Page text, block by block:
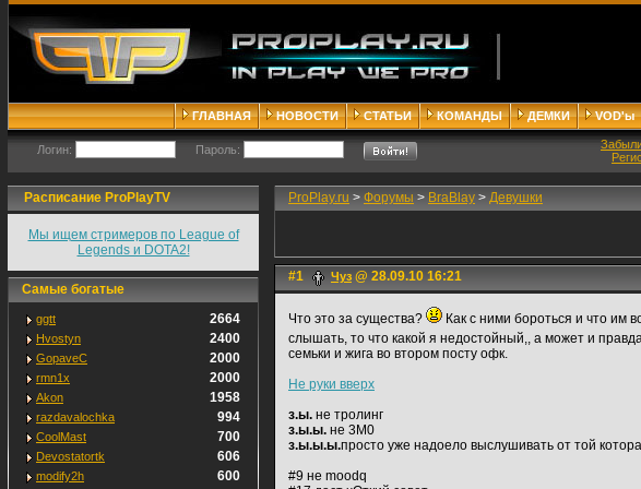
ГЛАВНАЯ НОВОСТИ СТАТЬИ КОМАНДЫ ДЕМКИ VOD'ы
Логин: Пароль:
Расписание ProPlayTV
Мы ищем стримеров по League of
Legends и DOTA2!
Самые богатые
ggtt 2664
Hvostyn 2400
GopaveC 2000
rmn1x 2000
Akon 1958
razdavalochka 994
CoolMast 700
Devostatortk 606
modify2h 600
ProPlay.ru > Форумы > BraBlay > Девушки
#1 Чуз @ 28.09.10 16:21
Что это за существа?
Как с ними бороться и что им
слышать, то что какой я недостойный,, а может и
семьки и жига во втором посту офк.
Не руки вверх
з.ы. не тролинг
з.ы.ы. не 3M0
з.ы.ы.ы.просто уже надоело выслушивать от той
#9 не moodq